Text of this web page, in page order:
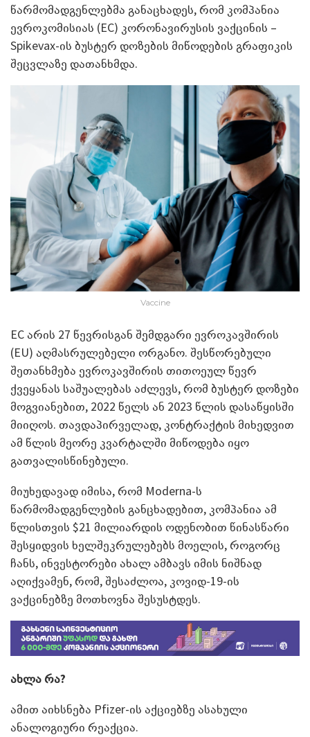
წარმომადგენლებმა განაცხადეს, რომ კომპანია
ევროკომისიას (EC) კორონავირუსის ვაქცინის –
Spikevax-ის ბუსტერ დოზების მიწოდების გრაფიკის
შეცვლაზე დათანხმდა.
Vaccine
EC არის 27 წევრისგან შემდგარი ევროკავშირის
(EU) აღმასრულებელი ორგანო. შესწორებული
შეთანხმება ევროკავშირის თითოეულ წევრ
ქვეყანას საშუალებას აძლევს, რომ ბუსტერ დოზები
მოგვიანებით, 2022 წელს ან 2023 წლის დასაწყისში
მიიღოს. თავდაპირველად, კონტრაქტის მიხედვით
ამ წლის მეორე კვარტალში მიწოდება იყო
გათვალისწინებული.
მიუხედავად იმისა, რომ Moderna-ს
წარმომადგენლების განცხადებით, კომპანია ამ
წლისთვის $21 მილიარდის ოდენობით წინასწარი
შესყიდვის ხელშეკრულებებს მოელის, როგორც
ჩანს, ინვესტორები ახალ ამბავს იმის ნიშნად
აღიქვამენ, რომ, შესაძლოა, კოვიდ-19-ის
ვაქცინებზე მოთხოვნა შესუსტდეს.
ახლა რა?
ამით აიხსნება Pfizer-ის აქციებზე ასახული
ანალოგიური რეაქცია.